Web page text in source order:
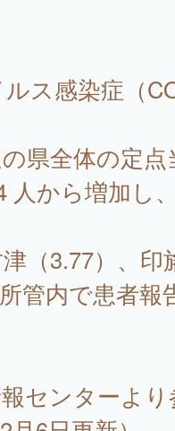
ルス感染症（
県全体の定点
人から増加し
（3.77）、印
管内で患者報
報センターよ